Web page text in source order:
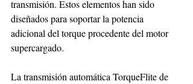
transmisión. Estos elementos han sido
diseñados para soportar la potencia
adicional del torque procedente del motor
supercargado.
La transmisión automática TorqueFlite de